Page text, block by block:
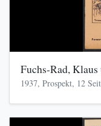
Fuchs-Rad,
1937, Prospekt, 12